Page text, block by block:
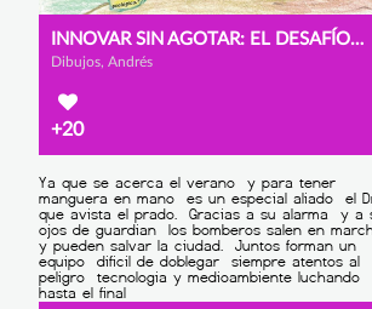
INNOVAR SIN AGOTAR: EL DESAFÍO VERDE DEL MUNDO DIGITAL
Dibujos, Andrés
+20